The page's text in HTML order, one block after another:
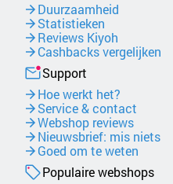
Duurzaamheid
Statistieken
Reviews Kiyoh
Cashbacks vergelijken
Support
Hoe werkt het?
Service & contact
Webshop reviews
Nieuwsbrief: mis niets
Goed om te weten
Populaire webshops